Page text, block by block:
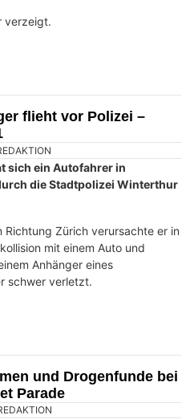
verzeigt.
flieht vor Polizei –
sich ein Autofahrer in
die Stadtpolizei Winterthur
Richtung Zürich verursachte er in
mit einem Auto und
Anhänger eines
schwer verletzt.
und Drogenfunde bei
Parade